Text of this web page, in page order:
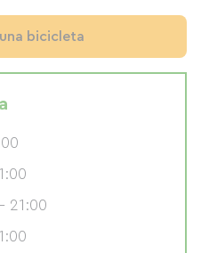
bicicleta
21:00